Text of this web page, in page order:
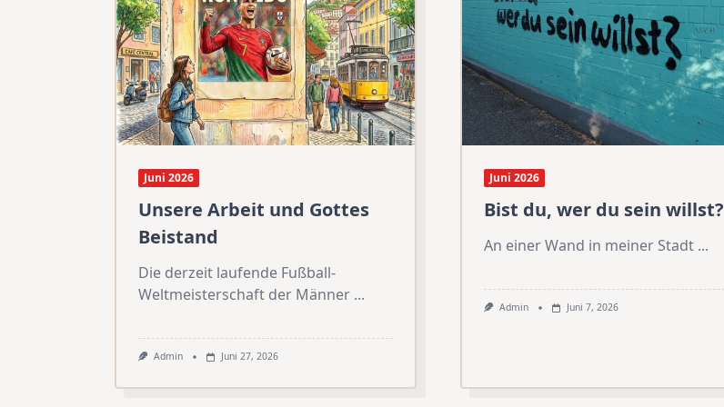
Juni 2026
Unsere Arbeit und Gottes
Beistand
Die derzeit laufende Fußball-
Weltmeisterschaft der Männer ...
Admin Juni 27, 2026
Juni 2026
Bist du, wer du sein willst?
An einer Wand in meiner Stadt ...
Admin Juni 7, 2026